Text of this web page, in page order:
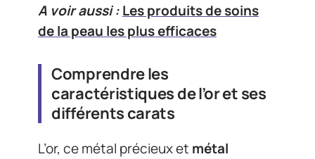
A voir aussi :Les produits de soins
de la peau les plus efficaces
Comprendre les
caractéristiques de l’or et ses
différents carats
L’or, ce métal précieux et métal